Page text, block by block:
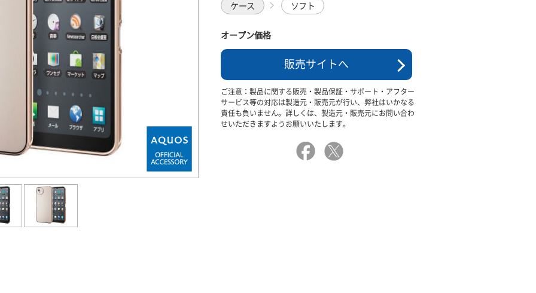
ケース ソフト
オープン価格
販売サイトへ
ご注意：製品に関する販売・製品保証・サポート・アフター
サービス等の対応は製造元・販売元が行い、弊社はいかなる
責任も負いません。詳しくは、製造元・販売元にお問い合わ
せいただきますようお願いいたします。